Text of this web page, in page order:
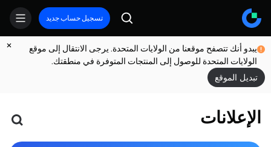
تسجيل حساب جديد
يبدو أنك تتصفح موقعنا من الولايات المتحدة. يرجى الانتقال إلى موقع
الولايات المتحدة للوصول إلى المنتجات المتوفرة في منطقتك.
تبديل الموقع
الإعلانات